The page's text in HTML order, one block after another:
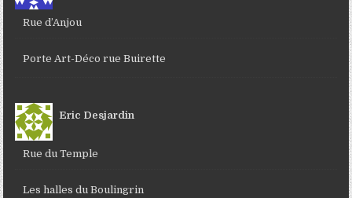
Rue d’Anjou
Porte Art-Déco rue Buirette
Eric Desjardin
Rue du Temple
Les halles du Boulingrin